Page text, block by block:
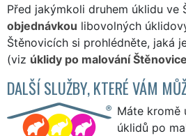
Před jakýmkoli druhem úklidu ve
objednávkou libovolných
Štěnovicích si prohlédněte, jaká
(viz úklidy po malování
DALŠÍ SLUŽBY, KTERÉ VÁM
Máte kromě
úklidů po